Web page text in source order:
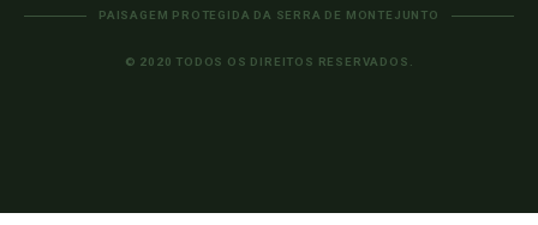
PAISAGEM PROTEGIDA DA SERRA DE MONTEJUNTO
© 2020 TODOS OS DIREITOS RESERVADOS.